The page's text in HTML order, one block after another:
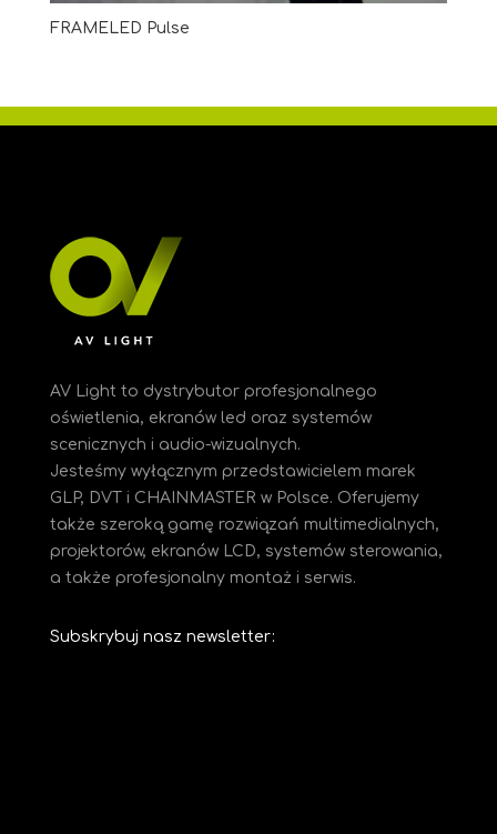
FRAMELED Pulse
AV Light to dystrybutor profesjonalnego
oświetlenia, ekranów led oraz systemów
scenicznych i audio-wizualnych.
Jesteśmywyłącznym przedstawicielem marek
GLP, DVT i CHAINMASTER w Polsce. Oferujemy
także szeroką gamę rozwiązań multimedialnych,
projektorów, ekranów LCD, systemów sterowania,
a także profesjonalny montaż i serwis.
Subskrybuj nasz newsletter: